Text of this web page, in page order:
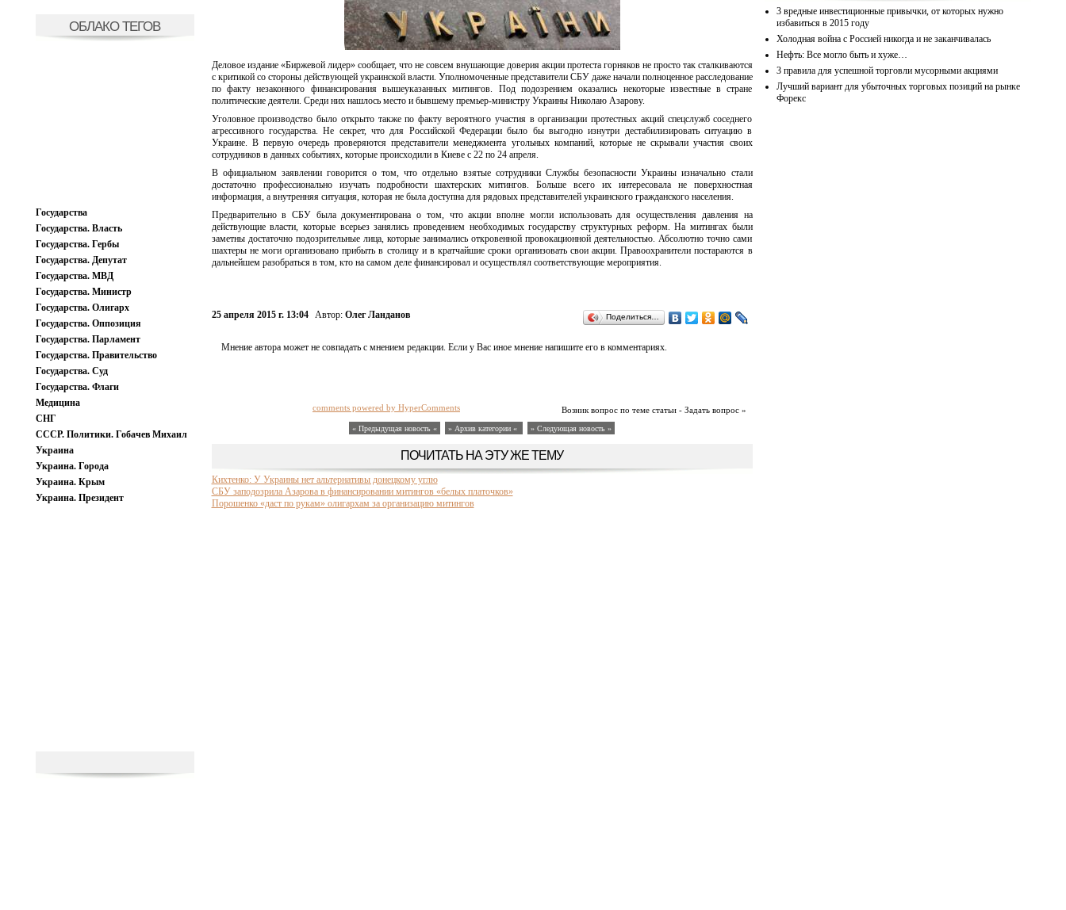
ОБЛАКО ТЕГОВ
Государства
Государства. Власть
Государства. Гербы
Государства. Депутат
Государства. МВД
Государства. Министр
Государства. Олигарх
Государства. Оппозиция
Государства. Парламент
Государства. Правительство
Государства. Суд
Государства. Флаги
Медицина
СНГ
СССР. Политики. Гобачев Михаил
Украина
Украина. Города
Украина. Крым
Украина. Президент
Деловое издание «Биржевой лидер» сообщает, что не совсем внушающие доверия акции протеста горняков не просто так сталкиваются
с критикой со стороны действующей украинской власти. Уполномоченные представители СБУ даже начали полноценное расследование
по факту незаконного финансирования вышеуказанных митингов. Под подозрением оказались некоторые известные в стране
политические деятели. Среди них нашлось место и бывшему премьер-министру Украины Николаю Азарову.
Уголовное производство было открыто также по факту вероятного участия в организации протестных акций спецслужб соседнего
агрессивного государства. Не секрет, что для Российской Федерации было бы выгодно изнутри дестабилизировать ситуацию в
Украине. В первую очередь проверяются представители менеджмента угольных компаний, которые не скрывали участия своих
сотрудников в данных событиях, которые происходили в Киеве с 22 по 24 апреля.
В официальном заявлении говорится о том, что отдельно взятые сотрудники Службы безопасности Украины изначально стали
достаточно профессионально изучать подробности шахтерских митингов. Больше всего их интересовала не поверхностная
информация, а внутренняя ситуация, которая не была доступна для рядовых представителей украинского гражданского населения.
Предварительно в СБУ была документирована о том, что акции вполне могли использовать для осуществления давления на
действующие власти, которые всерьез занялись проведением необходимых государству структурных реформ. На митингах были
заметны достаточно подозрительные лица, которые занимались откровенной провокационной деятельностью. Абсолютно точно сами
шахтеры не моги организовано прибыть в столицу и в кратчайшие сроки организовать свои акции. Правоохранители постараются в
дальнейшем разобраться в том, кто на самом деле финансировал и осуществлял соответствующие мероприятия.
25 апреля 2015 г. 13:04 Автор: Олег Ланданов Поделиться…
Мнение автора может не совпадать с мнением редакции. Если у Вас иное мнение напишите его в комментариях.
Возник вопрос по теме статьи - Задать вопрос »
comments powered by HyperComments
« Предыдущая новость « » Архив категории « » Следующая новость »
ПОЧИТАТЬ НА ЭТУ ЖЕ ТЕМУ
Кихтенко: У Украины нет альтернативы донецкому углю
СБУ заподозрила Азарова в финансировании митингов «белых платочков»
Порошенко «даст по рукам» олигархам за организацию митингов
3 вредные инвестиционные привычки, от которых нужно
избавиться в 2015 году
Холодная война с Россией никогда и не заканчивалась
Нефть: Все могло быть и хуже…
3 правила для успешной торговли мусорными акциями
Лучший вариант для убыточных торговых позиций на рынке
Форекс